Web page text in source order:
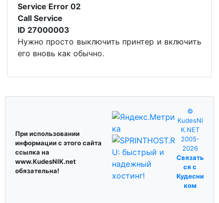
Service Error 02
Call Service
ID 27000003
Нужно просто выключить принтер и включить
его вновь как обычно.
При использовании
информации с этого сайта
ссылка на
www.KudesNIK.net
обязательна!
©
KudesNI
K.NET
2005-
2026
Связать
ся с
Кудесни
ком